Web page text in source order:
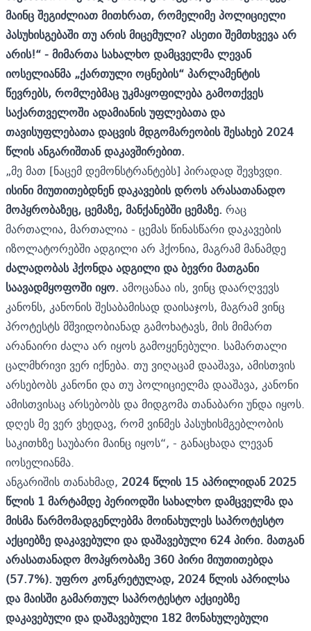
მაინც შეგიძლიათ მითხრათ, რომელიმე პოლიციელი
პასუხისგებაში თუ არის მიცემული? ასეთი შემთხვევა არ
არის!“-მიმართა სახალხო დამცველმა ლევან
იოსელიანმა „ქართული ოცნების“ პარლამენტის
წევრებს, რომლებმაც უკმაყოფილება გამოთქვეს
საქართველოში ადამიანის უფლებათა და
თავისუფლებათა დაცვის მდგომარეობის შესახებ2024
წლის ანგარიშთანდაკავშირებით.
„მე მათ [ნაცემ დემონსტრანტებს] პირადად შევხვდი.
ისინი მიუთითებდნენ დაკავების დროს არასათანადო
მოპყრობაზეც, ცემაზე, მანქანებში ცემაზე. რაც
მართალია, მართალია - ცემას წინასწარი დაკავების
იზოლატორებში ადგილი არ ჰქონია, მაგრამ მანამდე
ძალადობას ჰქონდა ადგილი და ბევრი მათგანი
საავადმყოფოში იყო. ამოცანაა ის, ვინც დაარღვევს
კანონს, კანონის შესაბამისად დაისაჯოს, მაგრამ ვინც
პროტესტს მშვიდობიანად გამოხატავს, მის მიმართ
არანაირი ძალა არ იყოს გამოყენებული. სამართალი
ცალმხრივი ვერ იქნება. თუ ვიღაცამ დააშავა, ამისთვის
არსებობს კანონი და თუ პოლიციელმა დააშავა, კანონი
ამისთვისაც არსებობს და მიდგომა თანაბარი უნდა იყოს.
დღეს მე ვერ ვხედავ, რომ ვინმეს პასუხისმგებლობის
საკითხზე საუბარი მაინც იყოს“, - განაცხადა ლევან
იოსელიანმა.
ანგარიშის თანახმად, 2024 წლის 15 აპრილიდან 2025
წლის 1 მარტამდე პერიოდში სახალხო დამცველმა და
მისმა წარმომადგენლებმა მოინახულეს საპროტესტო
აქციებზე დაკავებული და დაშავებული 624პირი. მათგან
არასათანადო მოპყრობაზე 360 პირი მიუთითებდა
(57.7%). უფროკონკრეტულად, 2024 წლის აპრილსა
და მაისში გამართულ საპროტესტო აქციებზე
დაკავებული და დაშავებული 182 მონახულებული